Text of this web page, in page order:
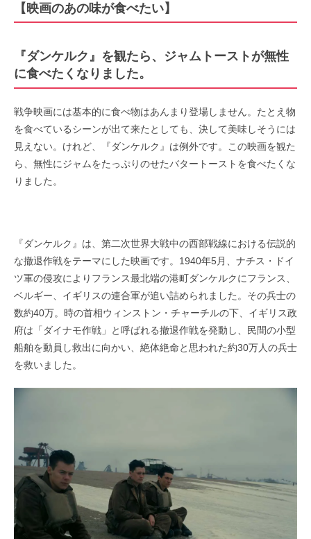
【映画のあの味が食べたい】
『ダンケルク』を観たら、ジャムトーストが無性
に食べたくなりました。
戦争映画には基本的に食べ物はあんまり登場しません。たとえ物
を食べているシーンが出て来たとしても、決して美味しそうには
見えない。けれど、『ダンケルク』は例外です。この映画を観た
ら、無性にジャムをたっぷりのせたバタートーストを食べたくな
りました。
『ダンケルク』は、第二次世界大戦中の西部戦線における伝説的
な撤退作戦をテーマにした映画です。1940年5月、ナチス・ドイ
ツ軍の侵攻によりフランス最北端の港町ダンケルクにフランス、
ベルギー、イギリスの連合軍が追い詰められました。その兵士の
数約40万。時の首相ウィンストン・チャーチルの下、イギリス政
府は「ダイナモ作戦」と呼ばれる撤退作戦を発動し、民間の小型
船舶を動員し救出に向かい、絶体絶命と思われた約30万人の兵士
を救いました。